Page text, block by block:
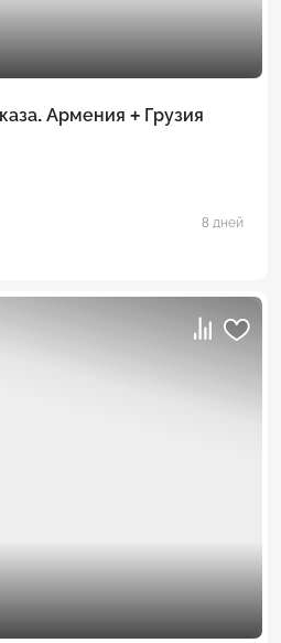
Райские уголки Кавказа. Армения + Грузия
8 дней